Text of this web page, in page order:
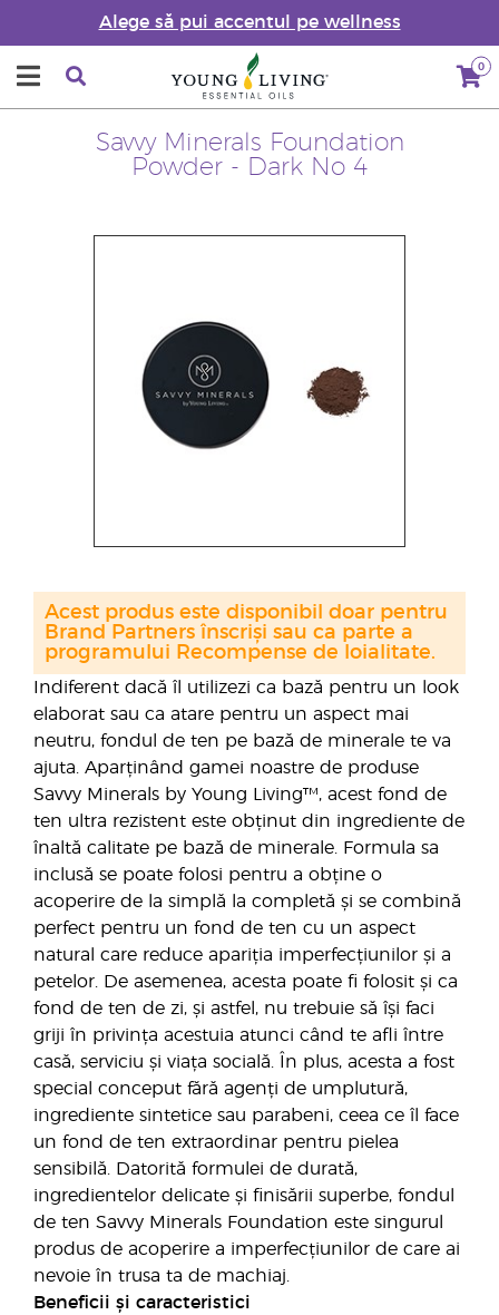
Alege să pui accentul pe wellness
0
Savvy Minerals Foundation
Powder - Dark No 4
Indiferent dacă îl utilizezi ca bază pentru un look
elaborat sau ca atare pentru un aspect mai
neutru, fondul de ten pe bază de minerale te va
ajuta. Aparținând gamei noastre de produse
Savvy Minerals by Young Living™, acest fond de
ten ultra rezistent este obținut din ingrediente de
înaltă calitate pe bază de minerale. Formula sa
inclusă se poate folosi pentru a obține o
acoperire de la simplă la completă și se combină
perfect pentru un fond de ten cu un aspect
natural care reduce apariția imperfecțiunilor și a
petelor. De asemenea, acesta poate fi folosit și ca
fond de ten de zi, și astfel, nu trebuie să își faci
griji în privința acestuia atunci când te afli între
casă, serviciu și viața socială. În plus, acesta a fost
special conceput fără agenți de umplutură,
ingrediente sintetice sau parabeni, ceea ce îl face
un fond de ten extraordinar pentru pielea
sensibilă. Datorită formulei de durată,
ingredientelor delicate și finisării superbe, fondul
de ten Savvy Minerals Foundation este singurul
produs de acoperire a imperfecțiunilor de care ai
nevoie în trusa ta de machiaj.
Beneficii și caracteristici
Acest produs este disponibil doar pentru
Brand Partners înscriși sau ca parte a
programului Recompense de loialitate.